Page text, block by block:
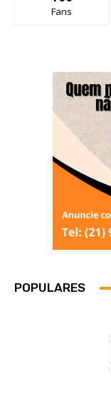
Fans
POPULARES